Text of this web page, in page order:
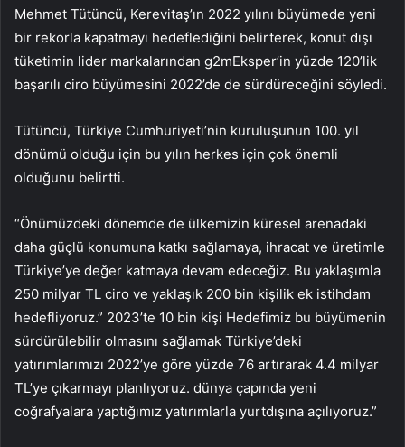
Mehmet Tütüncü, Kerevitaş’ın 2022 yılını büyümede yeni
bir rekorla kapatmayı hedeflediğini belirterek, konut dışı
tüketimin lider markalarından g2mEksper’in yüzde 120’lik
başarılı ciro büyümesini 2022’de de sürdüreceğini söyledi.
Tütüncü, Türkiye Cumhuriyeti’nin kuruluşunun 100. yıl
dönümü olduğu için bu yılın herkes için çok önemli
olduğunu belirtti.
“Önümüzdeki dönemde de ülkemizin küresel arenadaki
daha güçlü konumuna katkı sağlamaya, ihracat ve üretimle
Türkiye’ye değer katmaya devam edeceğiz. Bu yaklaşımla
250 milyar TL ciro ve yaklaşık 200 bin kişilik ek istihdam
hedefliyoruz.” 2023’te 10 bin kişi Hedefimiz bu büyümenin
sürdürülebilir olmasını sağlamak Türkiye’deki
yatırımlarımızı 2022’ye göre yüzde 76 artırarak 4.4 milyar
TL’ye çıkarmayı planlıyoruz. dünya çapında yeni
coğrafyalara yaptığımız yatırımlarla yurtdışına açılıyoruz.”